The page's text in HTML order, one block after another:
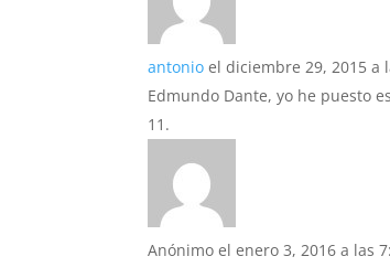
antonio el diciembre 29, 2015 a
Edmundo Dante, yo he puesto
Anónimo el enero 3, 2016 a las